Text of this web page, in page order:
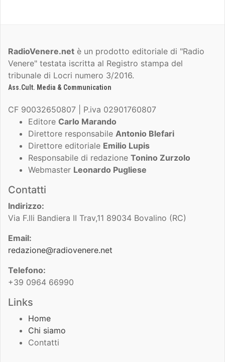
RadioVenere.net è un prodotto editoriale di "Radio
Venere" testata iscritta al Registro stampa del
tribunale di Locri numero 3/2016.
Ass.Cult. Media & Communication
CF 90032650807 | P.iva 02901760807
Editore Carlo Marando
Direttore responsabile Antonio Blefari
Direttore editoriale Emilio Lupis
Responsabile di redazione Tonino Zurzolo
Webmaster Leonardo Pugliese
Contatti
Indirizzo:
Via F.lli Bandiera II Trav,11 89034 Bovalino (RC)
Email:
redazione@radiovenere.net
Telefono:
+39 0964 66990
Links
Home
Chi siamo
Contatti